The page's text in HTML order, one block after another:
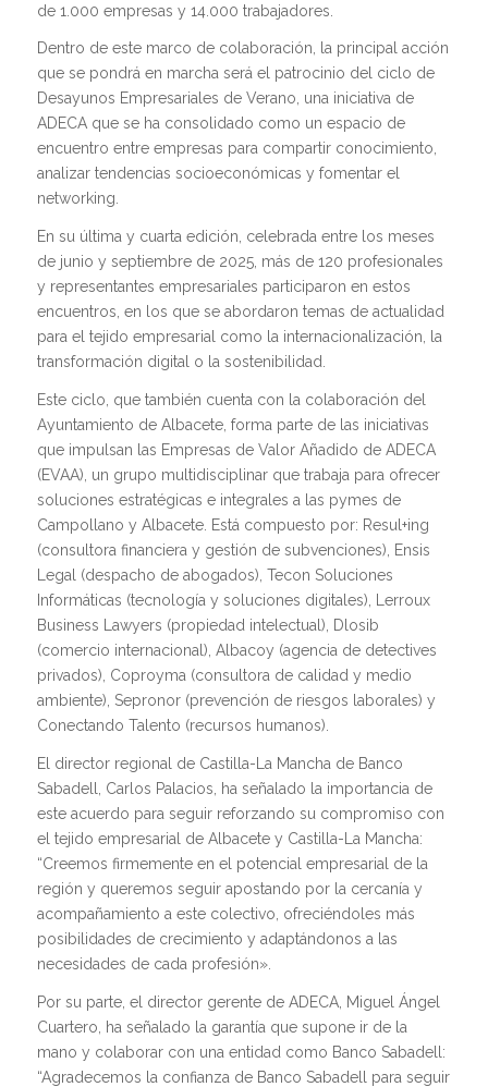
de 1.000 empresas y 14.000 trabajadores.
Dentro de este marco de colaboración, la principal acción
que se pondrá en marcha será el patrocinio del ciclo de
Desayunos Empresariales de Verano, una iniciativa de
ADECA que se ha consolidado como un espacio de
encuentro entre empresas para compartir conocimiento,
analizar tendencias socioeconómicas y fomentar el
networking.
En su última y cuarta edición, celebrada entre los meses
de junio y septiembre de 2025, más de 120 profesionales
y representantes empresariales participaron en estos
encuentros, en los que se abordaron temas de actualidad
para el tejido empresarial como la internacionalización, la
transformación digital o la sostenibilidad.
Este ciclo, que también cuenta con la colaboración del
Ayuntamiento de Albacete, forma parte de las iniciativas
que impulsan las Empresas de Valor Añadido de ADECA
(EVAA), un grupo multidisciplinar que trabaja para ofrecer
soluciones estratégicas e integrales a las pymes de
Campollano y Albacete. Está compuesto por: Resul+ing
(consultora financiera y gestión de subvenciones), Ensis
Legal (despacho de abogados), Tecon Soluciones
Informáticas (tecnología y soluciones digitales), Lerroux
Business Lawyers (propiedad intelectual), Dlosib
(comercio internacional), Albacoy (agencia de detectives
privados), Coproyma (consultora de calidad y medio
ambiente), Sepronor (prevención de riesgos laborales) y
Conectando Talento (recursos humanos).
El director regional de Castilla-La Mancha de Banco
Sabadell, Carlos Palacios, ha señalado la importancia de
este acuerdo para seguir reforzando su compromiso con
el tejido empresarial de Albacete y Castilla-La Mancha:
“Creemos firmemente en el potencial empresarial de la
región y queremos seguir apostando por la cercanía y
acompañamiento a este colectivo, ofreciéndoles más
posibilidades de crecimiento y adaptándonos a las
necesidades de cada profesión».
Por su parte, el director gerente de ADECA, Miguel Ángel
Cuartero, ha señalado la garantía que supone ir de la
mano y colaborar con una entidad como Banco Sabadell:
“Agradecemos la confianza de Banco Sabadell para seguir